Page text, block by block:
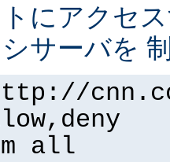
にアクセ
サーバを
all